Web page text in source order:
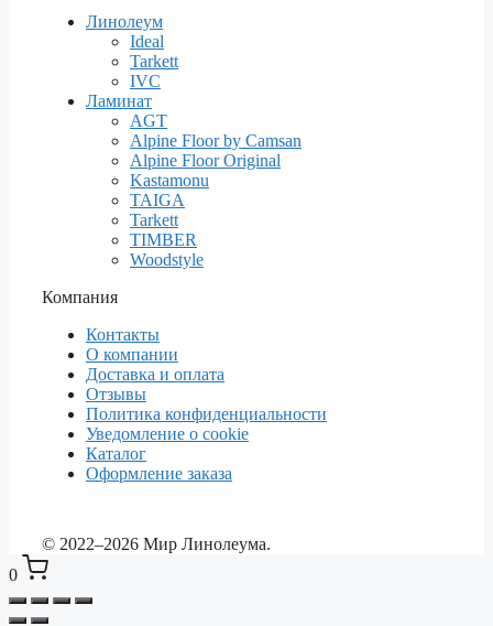
Линолеум
Ideal
Tarkett
IVC
Ламинат
AGT
Alpine Floor by Camsan
Alpine Floor Original
Kastamonu
TAIGA
Tarkett
TIMBER
Woodstyle
Компания
Контакты
О компании
Доставка и оплата
Отзывы
Политика конфиденциальности
Уведомление о cookie
Каталог
Оформление заказа
© 2022–2026 Мир Линолеума.
0